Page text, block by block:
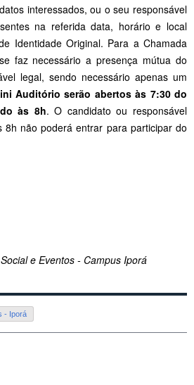
interessados, ou o seu responsável
na referida data, horário e local
Identidade Original. Para a Chamada
faz necessário a presença mútua do
legal, sendo necessário apenas um
Auditório serão abertos às 7:30 do
às 8h. O candidato ou responsável
8h não poderá entrar para participar do
e Eventos - Campus Iporá
- Iporá